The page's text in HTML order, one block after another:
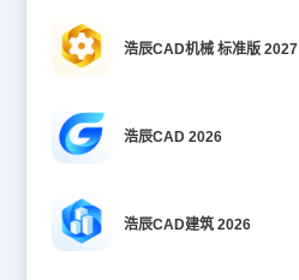
浩辰CAD机械 标准版 2027
浩辰CAD 2026
浩辰CAD建筑 2026